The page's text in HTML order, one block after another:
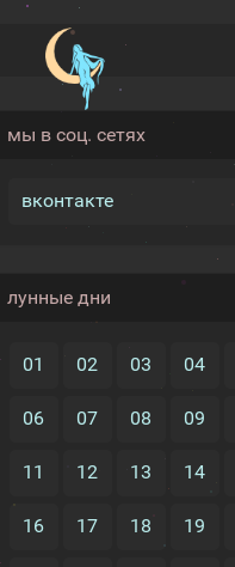
мы в соц. сетях
вконтакте
лунные дни
01 02 03 04
06 07 08 09
11 12 13 14
16 17 18 19